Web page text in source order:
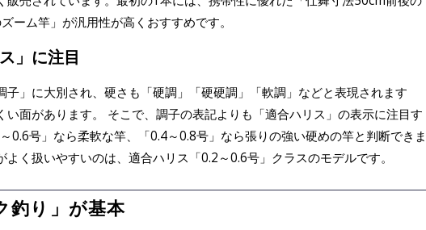
ーム竿」が汎用性が高くおすすめです。
」に注目
子」に大別され、硬さも「硬調」「硬硬調」「軟調」などと表現されます
い面があります。 そこで、調子の表記よりも「適合ハリス」の表示に注目す
0.6号」なら柔軟な竿、「0.4～0.8号」なら張りの強い硬めの竿と判断できま
く扱いやすいのは、適合ハリス「0.2～0.6号」クラスのモデルです。
釣り」が基本